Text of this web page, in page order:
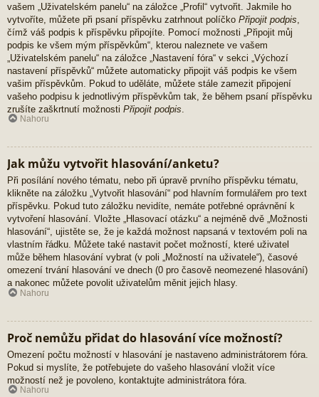
vašem „Uživatelském panelu“ na záložce „Profil“ vytvořit. Jakmile ho
vytvoříte, můžete při psaní příspěvku zatrhnout políčko Připojit podpis
čímž váš podpis k příspěvku připojíte. Pomocí možnosti „Připojit můj
podpis ke všem mým příspěvkům“, kterou naleznete ve vašem
„Uživatelském panelu“ na záložce „Nastavení fóra“ v sekci „Výchozí
nastavení příspěvků“ můžete automaticky připojit váš podpis ke všem
vašim příspěvkům. Pokud to uděláte, můžete stále zamezit připojení
vašeho podpisu k jednotlivým příspěvkům tak, že během psaní příspěvku
zrušíte zaškrtnutí možnosti Připojit podpis
Nahoru
Jak můžu vytvořit hlasování/anketu?
Při posílání nového tématu, nebo při úpravě prvního příspěvku tématu,
klikněte na záložku „Vytvořit hlasování“ pod hlavním formulářem pro text
příspěvku. Pokud tuto záložku nevidíte, nemáte potřebné oprávnění k
vytvoření hlasování. Vložte „Hlasovací otázku“ a nejméně dvě „Možnosti
hlasování“, ujistěte se, že je každá možnost napsaná v textovém poli na
vlastním řádku. Můžete také nastavit počet možností, které uživatel
může během hlasování vybrat (v poli „Možností na uživatele“), časové
omezení trvání hlasování ve dnech (0 pro časově neomezené hlasování)
a nakonec můžete povolit uživatelům měnit jejich hlasy.
Nahoru
Proč nemůžu přidat do hlasování více možností?
Omezení počtu možností v hlasování je nastaveno administrátorem fóra.
Pokud si myslíte, že potřebujete do vašeho hlasování vložit více
možností než je povoleno, kontaktujte administrátora fóra.
Nahoru